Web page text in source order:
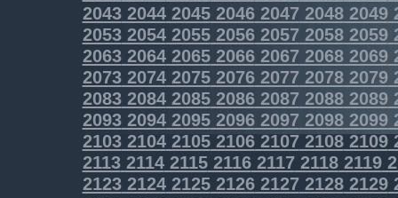
20432044204520462047 20482049
20532054205520562057 20582059
20632064206520662067 20682069
20732074207520762077 20782079
20832084208520862087 20882089
20932094209520962097 20982099
2103210421052106210721082109
2113211421152116211721182119
2123212421252126212721282129